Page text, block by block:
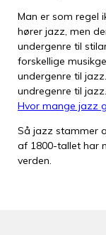
Man er som regel
hører jazz, men
undergenre til
forskellige
undergenre til
undregenre til
Hvor mange jazz
Så jazz stammer
af 1800-tallet har
verden.